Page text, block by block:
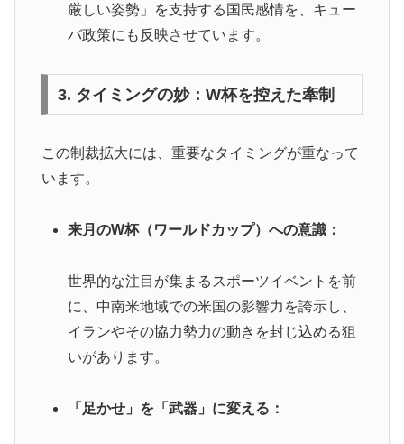
厳しい姿勢」を支持する国民感情を、キュー
バ政策にも反映させています。
3. タイミングの妙：W杯を控えた牽制
この制裁拡大には、重要なタイミングが重なって
います。
来月のW杯（ワールドカップ）への意識：
世界的な注目が集まるスポーツイベントを前
に、中南米地域での米国の影響力を誇示し、
イランやその協力勢力の動きを封じ込める狙
いがあります。
「足かせ」を「武器」に変える：